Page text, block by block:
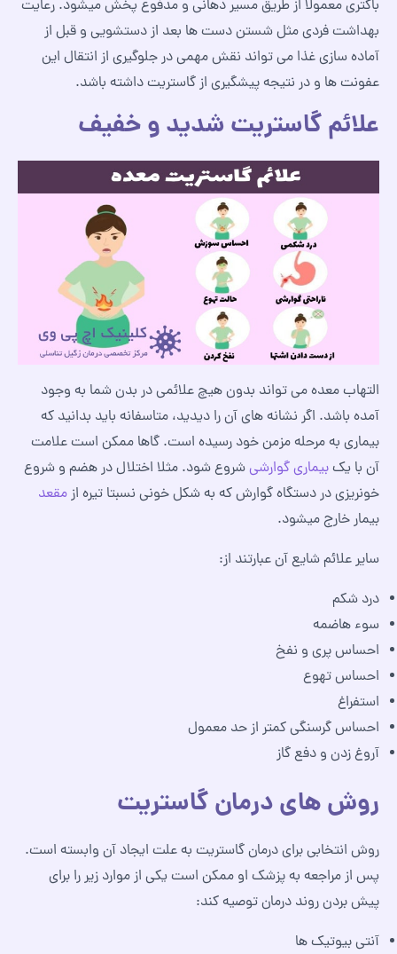
باکتری معمولاً از طریق مسیر دهانی و مدفوع پخش میشود. رعایت
بهداشت فردی مثل شستن دست‌ ها بعد از دستشویی و قبل از
آماده‌ سازی غذا می تواند نقش مهمی در جلوگیری از انتقال این
عفونت‌ ها و در نتیجه پیشگیری از گاستریت داشته باشد.
علائم گاستریت شدید و خفیف
التهاب معده می تواند بدون هیچ علائمی در بدن شما به وجود
آمده باشد. اگر نشانه های آن را دیدید، متاسفانه باید بدانید که
بیماری به مرحله مزمن خود رسیده است. گاها ممکن است علامت
آن با یکبیماری گوارشیشروع شود. مثلا اختلال در هضم و شروع
خونریزی در دستگاه گوارش که به شکل خونی نسبتا تیره ازمقعد
بیمار خارج میشود.
سایر علائم شایع آن عبارتند از:
درد شکم
سوء هاضمه
احساس پری و نفخ
احساس تهوع
استفراغ
احساس گرسنگی کمتر از حد معمول
آروغ زدن و دفع گاز
روش های درمان گاستریت
روش انتخابی برای درمان گاستریت به علت ایجاد آن وابسته است.
پس از مراجعه به پزشک او ممکن است یکی از موارد زیر را برای
پیش بردن روند درمان توصیه کند:
آنتی‌ بیوتیک‌ ها